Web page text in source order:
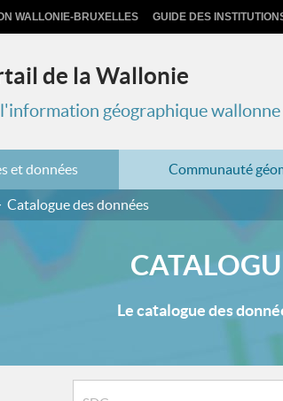
WALLONIE-BRUXELLES GUIDE DES
de la Wallonie
l'information géographique wallonne
et données Communauté
Catalogue des données
Le catalogue des